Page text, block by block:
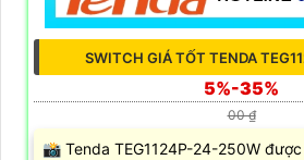
SWITCH GIÁ TỐT TENDA
5%-35%
00 ₫
📸 Tenda TEG1124P-24-250W